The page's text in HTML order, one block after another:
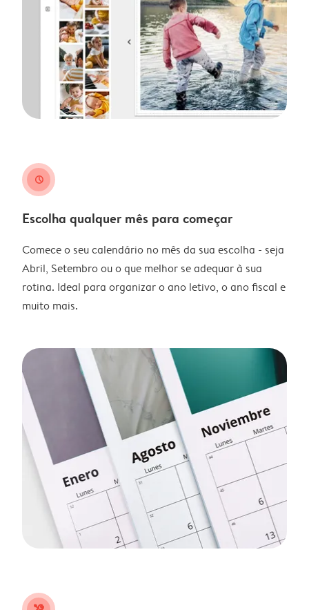
clock
Escolha qualquer mês para começar
Comece o seu calendário no mês da sua escolha - seja
Abril, Setembro ou o que melhor se adequar à sua
rotina. Ideal para organizar o ano letivo, o ano fiscal e
muito mais.